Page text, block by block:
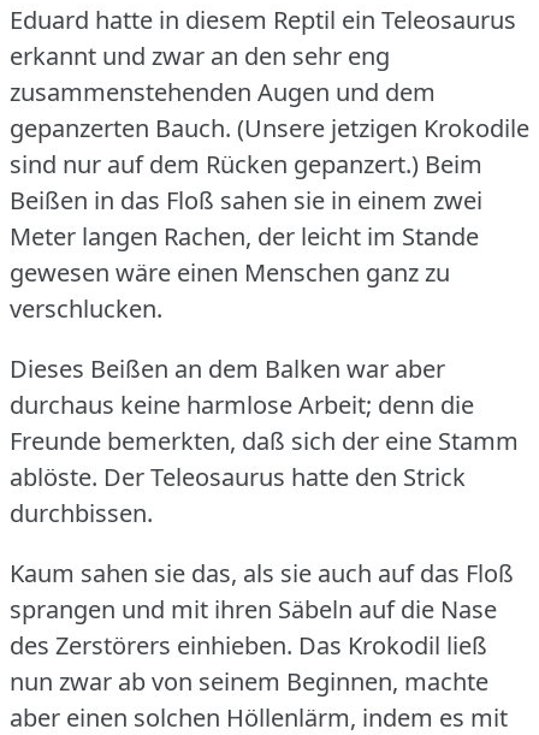
Eduard hatte in diesem Reptil ein Teleosaurus
erkannt und zwar an den sehr eng
zusammenstehenden Augen und dem
gepanzerten Bauch. (Unsere jetzigen Krokodile
sind nur auf dem Rücken gepanzert.) Beim
Beißen in das Floß sahen sie in einem zwei
Meter langen Rachen, der leicht im Stande
gewesen wäre einen Menschen ganz zu
verschlucken.
Dieses Beißen an dem Balken war aber
durchaus keine harmlose Arbeit; denn die
Freunde bemerkten, daß sich der eine Stamm
ablöste. Der Teleosaurus hatte den Strick
durchbissen.
Kaum sahen sie das, als sie auch auf das Floß
sprangen und mit ihren Säbeln auf die Nase
des Zerstörers einhieben. Das Krokodil ließ
nun zwar ab von seinem Beginnen, machte
aber einen solchen Höllenlärm, indem es mit